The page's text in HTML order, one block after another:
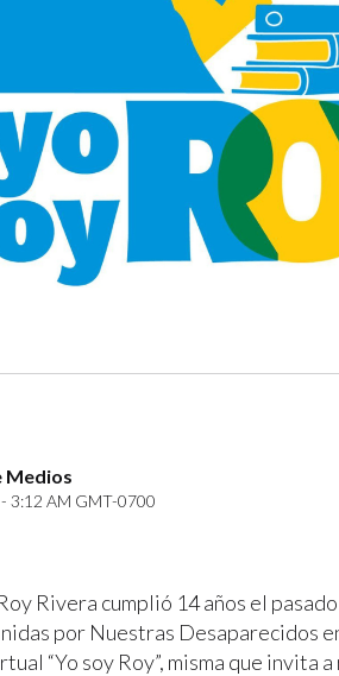
Medios
3:12 AM GMT-0700
Rivera cumplió 14 años el
por Nuestras Desaparecidos
“Yo soy Roy”, misma que invita